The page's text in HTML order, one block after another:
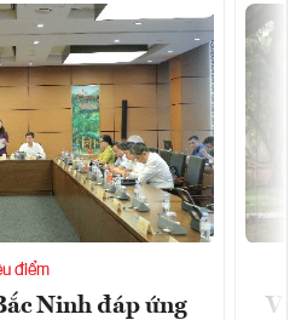
điểm
Ninh đáp ứng